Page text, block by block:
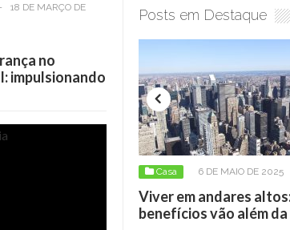
-
18 DE MARÇO DE
no
impulsionando
Posts em Destaque
6 DE MAIO DE 2025
Viver em andares altos: Os
benefícios vão além da vista